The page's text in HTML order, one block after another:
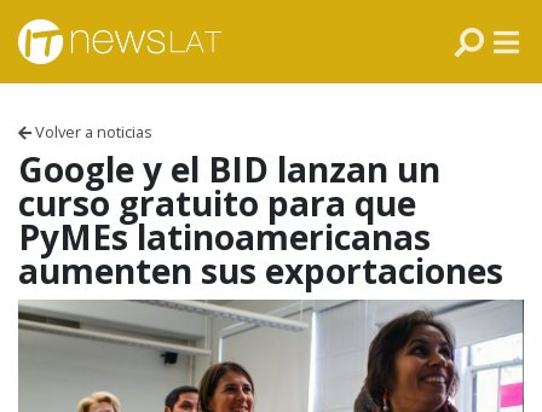
Skip to content
Volver a noticias
Google y el BID lanzan un
curso gratuito para que
PyMEs latinoamericanas
aumenten sus exportaciones
VENEZUELA
ECUADOR
PERÚ
CHILE
ARGENTINA